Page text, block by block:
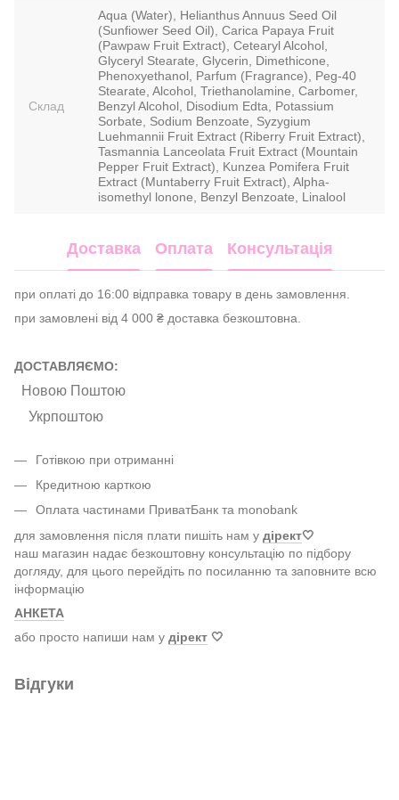
Склад
Aqua (Water), Helianthus Annuus Seed Oil
(Sunfiower Seed Oil), Carica Papaya Fruit
(Pawpaw Fruit Extract), Cetearyl Alcohol,
Glyceryl Stearate, Glycerin, Dimethicone,
Phenoxyethanol, Parfum (Fragrance), Peg-40
Stearate, Alcohol, Triethanolamine, Carbomer,
Benzyl Alcohol, Disodium Edta, Potassium
Sorbate, Sodium Benzoate, Syzygium
Luehmannii Fruit Extract (Riberry Fruit Extract),
Tasmannia Lanceolata Fruit Extract (Mountain
Pepper Fruit Extract), Kunzea Pomifera Fruit
Extract (Muntaberry Fruit Extract), Alpha-
isomethyl lonone, Benzyl Benzoate, Linalool
Доставка Оплата Консультація
при оплаті до 16:00 відправка товару в день замовлення.
при замовлені від 4 000 ₴ доставка безкоштовна.
ДОСТАВЛЯЄМО:
Новою Поштою
Укрпоштою
Готівкою при отриманні
Кредитною карткою
Оплата частинами ПриватБанк та monobank
для замовлення після плати пишіть нам у дірект🤍
наш магазин надає безкоштовну консультацію по підбору
догляду, для цього перейдіть по посиланню та заповните всю
інформацію
АНКЕТА
або просто напиши нам у дірект 🤍
Відгуки